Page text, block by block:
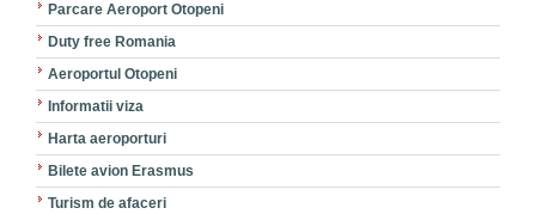
Parcare Aeroport Otopeni
Duty free Romania
Aeroportul Otopeni
Informatii viza
Harta aeroporturi
Bilete avion Erasmus
Turism de afaceri